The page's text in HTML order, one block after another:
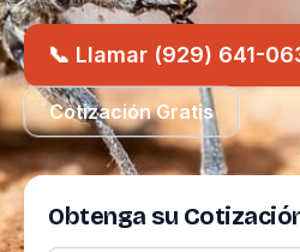
📞 Llamar (929) 641-
Cotización Gratis
Obtenga su